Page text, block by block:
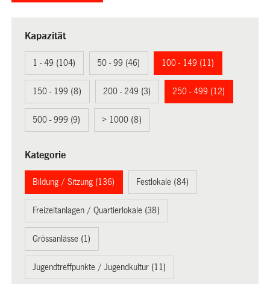
Kapazität
1 - 49 (104) 50 - 99 (46) 100 - 149 (11)
150 - 199 (8) 200 - 249 (3) 250 - 499 (12)
500 - 999 (9) > 1000 (8)
Kategorie
Bildung / Sitzung (136) Festlokale (84)
Freizeitanlagen / Quartierlokale (38)
Grössanlässe (1)
Jugendtreffpunkte / Jugendkultur (11)